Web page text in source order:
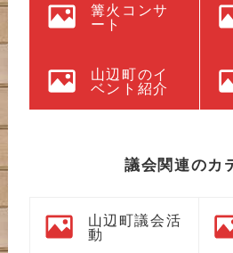
篝火コンサ
ート
山辺町のイ
ベント紹介
議会関連のカ
山辺町議会活
動